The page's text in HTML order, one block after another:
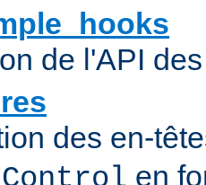
de l'API
des en-
en